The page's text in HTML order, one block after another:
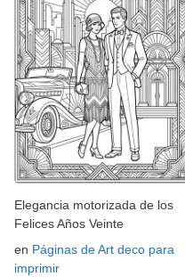
Elegancia motorizada de los
Felices Años Veinte
en Páginas de Art deco para
imprimir